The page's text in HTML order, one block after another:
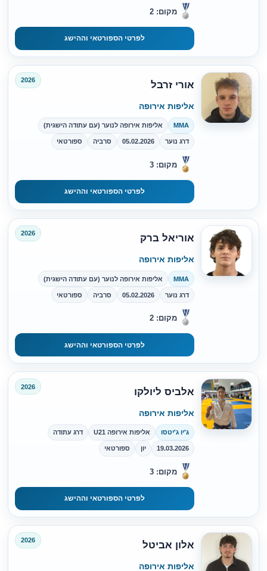
מקום: 2
לפרטי הספורטאי וההישג
אורי זרבל 2026
אליפות אירופה
MMA אליפות אירופה לנוער (עם עתודה הישגית)
דרג נוער 05.02.2026 סרביה ספורטאי
מקום: 3
לפרטי הספורטאי וההישג
אוריאל ברק 2026
אליפות אירופה
MMA אליפות אירופה לנוער (עם עתודה הישגית)
דרג נוער 05.02.2026 סרביה ספורטאי
מקום: 2
לפרטי הספורטאי וההישג
אלביס ליולקו 2026
אליפות אירופה
ג'יו ג'יטסו אליפות אירופה U21 דרג עתודה
19.03.2026 יון ספורטאי
מקום: 3
לפרטי הספורטאי וההישג
אלון אביטל 2026
אליפות אירופה